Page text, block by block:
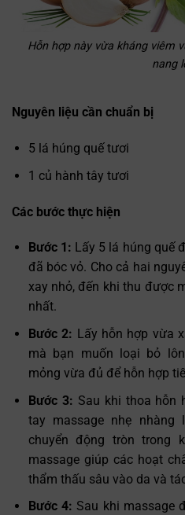
Hỗn hợp này vừa kháng viêm
nang
Nguyên liệu cần chuẩn bị
5 lá húng quế tươi
1 củ hành tây tươi
Các bước thực hiện
Bước 1: Lấy 5 lá húng quế
đã bóc vỏ. Cho cả hai
xay nhỏ, đến khi thu được
nhất.
Bước 2: Lấy hỗn hợp vừa
mà bạn muốn loại bỏ
mỏng vừa đủ để hỗn hợp
Bước 3: Sau khi thoa hỗn
tay massage nhẹ
chuyển động tròn trong
massage giúp các hoạt
thẩm thấu sâu vào da và
Bước 4: Sau khi massage